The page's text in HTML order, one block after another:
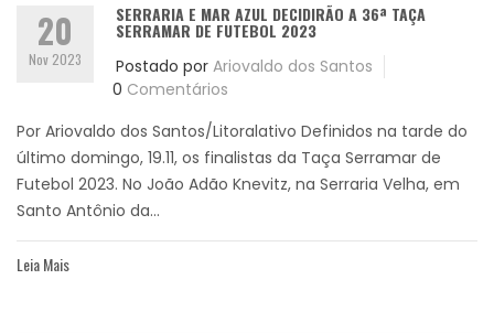
20
Nov 2023
SERRARIA E MAR AZUL DECIDIRÃO A 36ª TAÇA
SERRAMAR DE FUTEBOL 2023
Postado por Ariovaldo dos Santos
0 Comentários
Por Ariovaldo dos Santos/Litoralativo Definidos na tarde do
último domingo, 19.11, os finalistas da Taça Serramar de
Futebol 2023. No João Adão Knevitz, na Serraria Velha, em
Santo Antônio da...
Leia Mais